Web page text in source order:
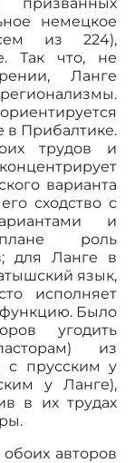
немецкое
из 224),
Так что, не
Ланге
в Прибалтике.
трудов и
варианта
сходство с
и
роль
для Ланге в
язык,
исполняет
Было
угодить
из
с прусским у
у Ланге),
в их трудах
авторов